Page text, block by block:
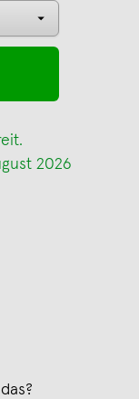
2026